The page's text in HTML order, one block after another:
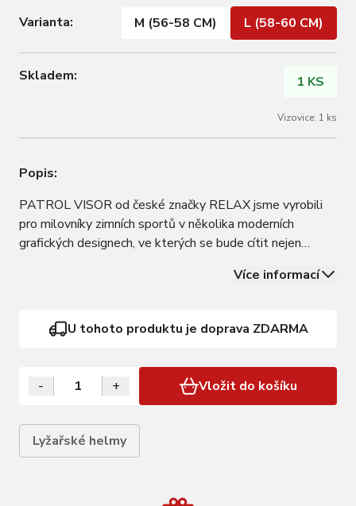
Varianta: M (56-58 CM) L (58-60 CM)
Skladem: 1 KS
Vizovice: 1 ks
Popis:
PATROL VISOR od české značky RELAX jsme vyrobili
pro milovníky zimních sportů v několika moderních
grafických designech, ve kterých se bude cítit nejen
navíc zvýšená technologií IN-MOLD SHELL, dělá z
Více informací
U tohoto produktu je doprava ZDARMA
- + Vložit do košíku
Lyžařské helmy